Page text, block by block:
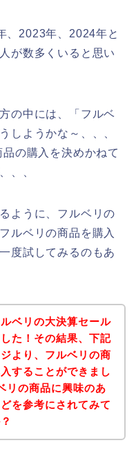
、2023年、2024年と
が数多くいると思い
の中には、「フルベ
しようかな～、、、
品の購入を決めかねて
、、
ように、フルベリの
ルベリの商品を購入
度試してみるのもあ
ベリの大決算セール
た！その結果、下記
より、フルベリの商
することができまし
リの商品に興味のあ
を参考にされてみて